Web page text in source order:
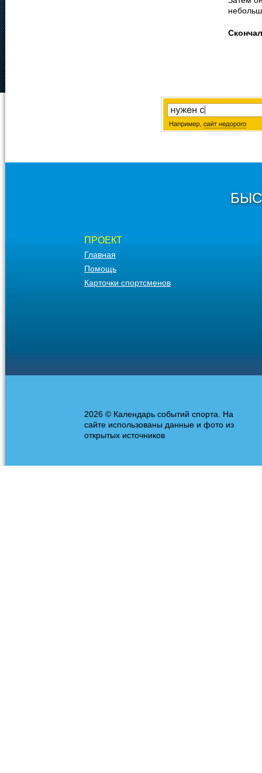
ПРОЕКТ
Главная
Помощь
Карточки спортсменов
2026 © Календарь событий спорта. На
сайте использованы данные и фото из
открытых источников